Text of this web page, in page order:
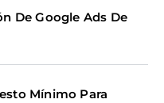
De Google Ads De
Mínimo Para